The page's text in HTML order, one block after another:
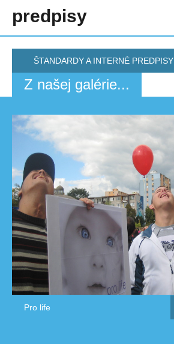
predpisy
ŠTANDARDY A INTERNÉ PREDPISY
Z našej galérie...
Pro life